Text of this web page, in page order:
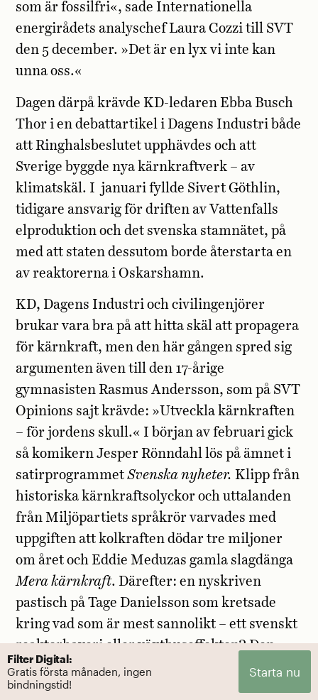
som är fossilfri«, sade Internationella
energirådets analyschef Laura Cozzi till SVT
den 5 december. »Det är en lyx vi inte kan
unna oss.«
Dagen därpå krävde KD-ledaren Ebba Busch
Thor i en debattartikel i Dagens Industri både
att Ringhalsbeslutet upphävdes och att
Sverige byggde nya kärnkraftverk – av
klimatskäl. I januari fyllde Sivert Göthlin,
tidigare ansvarig för driften av Vattenfalls
elproduktion och det svenska stamnätet, på
med att staten dessutom borde återstarta en
av reaktorerna i Oskarshamn.
KD, Dagens Industri och civilingenjörer
brukar vara bra på att hitta skäl att propagera
för kärnkraft, men den här gången spred sig
argumenten även till den 17-årige
gymnasisten Rasmus Andersson, som på SVT
Opinions sajt krävde: »Utveckla kärnkraften
– för jordens skull.« I början av februari gick
så komikern Jesper Rönndahl lös på ämnet i
satirprogrammetSvenska nyheter.Klipp från
historiska kärnkraftsolyckor och uttalanden
från Miljöpartiets språkrör varvades med
uppgiften att kolkraften dödar tre miljoner
om året och Eddie Meduzas gamla slagdänga
Mera kärnkraft. Därefter: en nyskriven
pastisch på Tage Danielsson som kretsade
kring vad som är mest sannolikt – ett svenskt
reaktorhaveri eller växthuseffekten? Den
följdes av en änglalik barnkör som till
tonerna av
»Du ska
Filter Digital:
Gratis första månaden, ingen
bindningstid!
Starta nu